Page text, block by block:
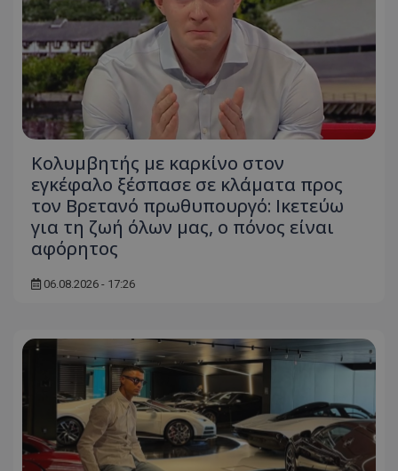
Κολυμβητής με καρκίνο στον
εγκέφαλο ξέσπασε σε κλάματα προς
τον Βρετανό πρωθυπουργό: Ικετεύω
για τη ζωή όλων μας, ο πόνος είναι
αφόρητος
06.08.2026 - 17:26